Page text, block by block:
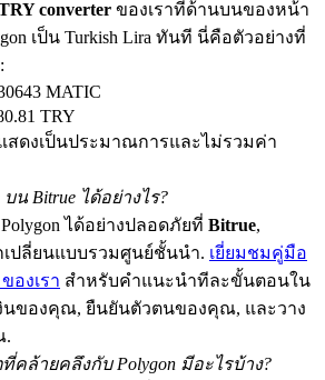
Users
Win 500,000 USDT
Carnival
· 33,333 USDT Bonus
Exclusive 10% APR
converter ของเราที่ด้านบนของหน้า
เป็น Turkish Lira ทันที นี่คือตัวอย่างที่
MATIC
TRY
ดงเป็นประมาณการและไม่รวมค่า
บน Bitrue ได้อย่างไร?
ได้อย่างปลอดภัยที่ Bitrue,
ปลี่ยนแบบรวมศูนย์ชั้นนำ. เยี่ยมชมคู่มือ
องเรา สำหรับคำแนะนำทีละขั้นตอนใน
งินของคุณ, ยืนยันตัวตนของคุณ, และวาง
.
คล้ายคลึงกับ Polygon มีอะไรบ้าง?